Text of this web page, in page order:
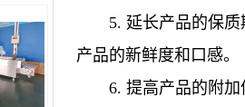
5. 延长产品的保
产品的新鲜度和口感。
6. 提高产品的附